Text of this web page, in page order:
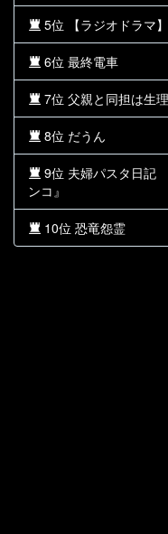
5位 【ラジオドラマ
6位 最終電車
7位 父親と同担は生
8位 だうん
9位 夫婦パスタ日記
ンコ』
10位 恐竜怨霊